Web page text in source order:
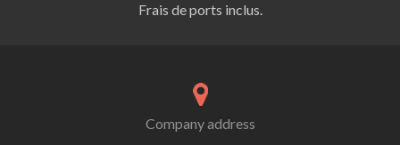
Frais de ports inclus.
Company address